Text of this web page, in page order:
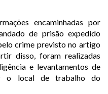
encaminhadas por
de prisão expedido
crime previsto no artigo
disso, foram realizadas
e levantamentos de
o local de trabalho do